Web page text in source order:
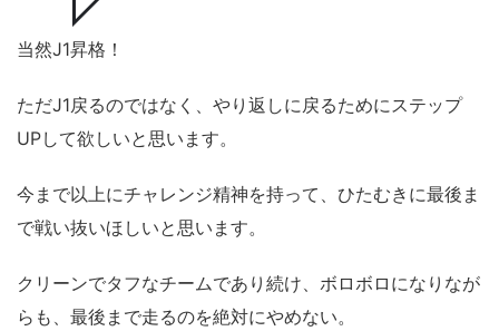
当然J1昇格！
ただJ1戻るのではなく、やり返しに戻るためにステップ
UPして欲しいと思います。
今まで以上にチャレンジ精神を持って、ひたむきに最後ま
で戦い抜いほしいと思います。
クリーンでタフなチームであり続け、ボロボロになりなが
らも、最後まで走るのを絶対にやめない。